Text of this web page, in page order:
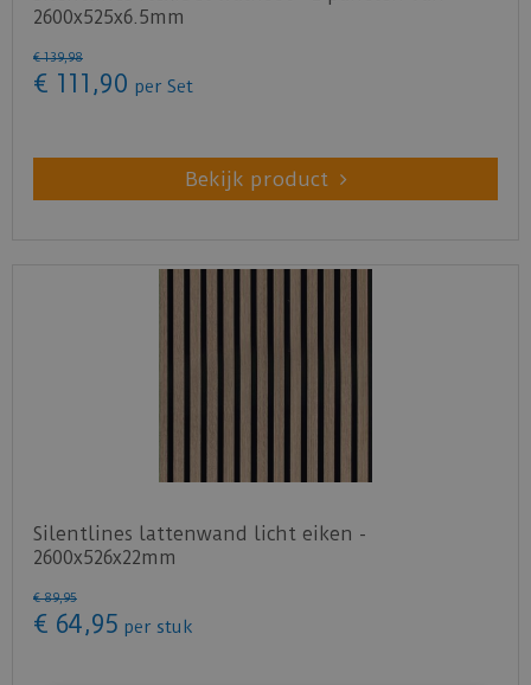
2600x525x6.5mm
€ 139,98
€ 111 ,90 per Set
Bekijk product
Silentlines lattenwand licht eiken -
2600x526x22mm
€ 89,95
€ 64,95 per stuk